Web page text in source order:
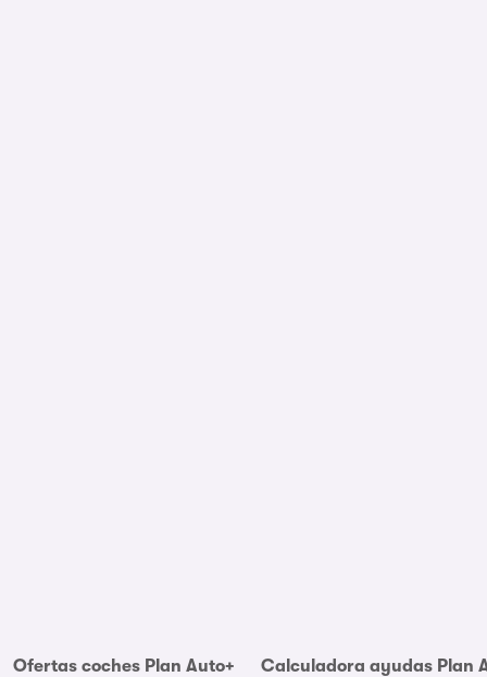
Ofertas coches Plan Auto+ Calculadora ayudas Plan